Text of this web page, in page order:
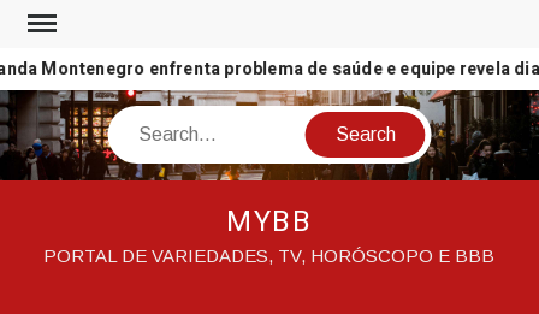
Skip
contentMontenegro enfrenta problema de saúde e equipe revela
Search
MYBB
PORTAL DE VARIEDADES, TV, HORÓSCOPO E BBB